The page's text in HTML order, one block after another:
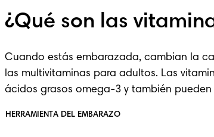
¿Qué son las
Cuando estás embarazada, cambian la
las multivitaminas para adultos. Las
ácidos grasos omega-3 y también
HERRAMIENTA DEL EMBARAZO